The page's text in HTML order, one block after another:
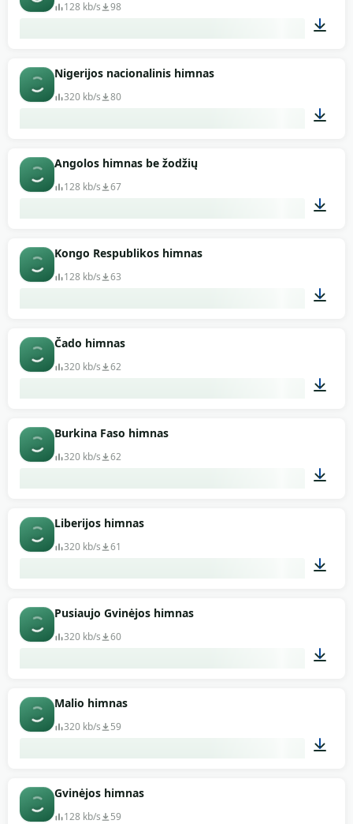
128 kb/s 98
Nigerijos nacionalinis himnas
320 kb/s 80
Angolos himnas be žodžių
128 kb/s 67
Kongo Respublikos himnas
128 kb/s 63
Čado himnas
320 kb/s 62
Burkina Faso himnas
320 kb/s 62
Liberijos himnas
320 kb/s 61
Pusiaujo Gvinėjos himnas
320 kb/s 60
Malio himnas
320 kb/s 59
Gvinėjos himnas
128 kb/s 59